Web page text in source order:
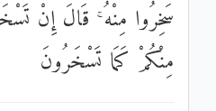
سَخِرُوا مِنْهُ ۚ قَالَ إِنْ
مِنْكُمْ كَمَا تَسْخَرُونَ